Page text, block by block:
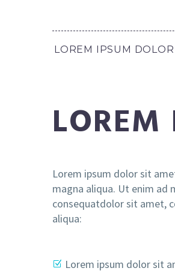
LOREM IPSUM
Lorem ipsum dolor sit
magna aliqua. Ut enim ad
consequatdolor sit amet,
aliqua:
Lorem ipsum dolor sit